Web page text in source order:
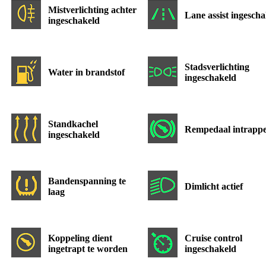
Mistverlichting achter
ingeschakeld
Lane assist
Water in brandstof
Stadsverlichting
ingeschakeld
Standkachel
ingeschakeld
Rempedaal
Bandenspanning te
laag
Dimlicht actief
Koppeling dient
ingetrapt te worden
Cruise control
ingeschakeld